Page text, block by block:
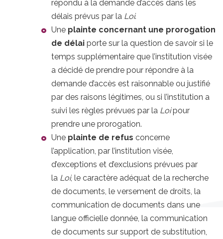
répondu à la demande d’accès dans les
délais prévus par la Loi.
Une plainte concernant une prorogation
de délai porte sur la question de savoir si le
temps supplémentaire que l’institution visée
a décidé de prendre pour répondre à la
demande d’accès est raisonnable ou justifié
par des raisons légitimes, ou si l’institution a
suivi les règles prévues par la Loipour
prendre une prorogation.
Une plainte de refus concerne
l’application, par l’institution visée,
d’exceptions et d’exclusions prévues par
la Loi, le caractère adéquat de la recherche
de documents, le versement de droits, la
communication de documents dans une
langue officielle donnée, la communication
de documents sur support de substitution,